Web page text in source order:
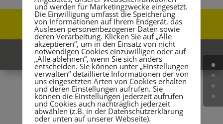
Felix Röper – Ich bin Tänzer
Meine Unterstützer
und werden für Marketingzwecke eingesetzt.
Die Einwilligung umfasst die Speicherung
von Informationen auf Ihrem Endgerät, das
Auslesen personenbezogener Daten sowie
deren Verarbeitung. Klicken Sie auf „Alle
akzeptieren“, um in den Einsatz von nicht
notwendigen Cookies einzuwilligen oder auf
„Alle ablehnen“, wenn Sie sich anders
entscheiden. Sie können unter „Einstellungen
verwalten“ detaillierte Informationen der von
uns eingesetzten Arten von Cookies erhalten
und deren Einstellungen aufrufen. Sie
können die Einstellungen jederzeit aufrufen
und Cookies auch nachträglich jederzeit
abwählen (z.B. in der Datenschutzerklärung
oder unten auf unserer Webseite).